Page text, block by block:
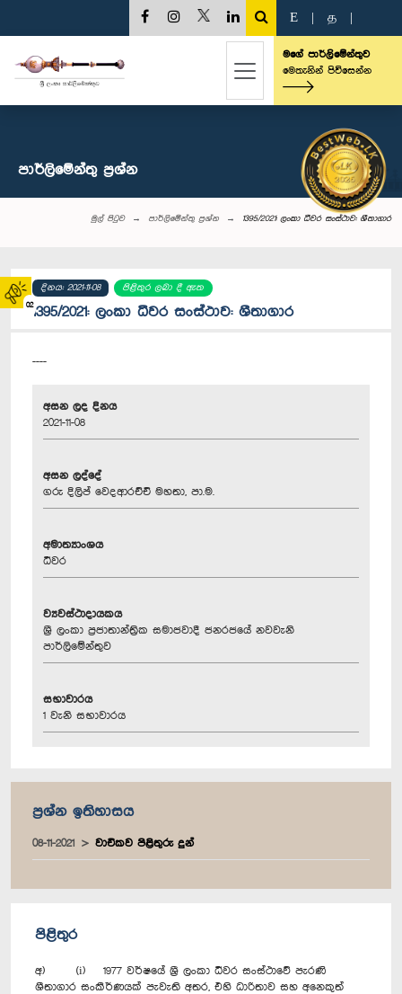
02
E த
මගේ පාර්ලිමේන්තුව
මෙතැනින් පිවිසෙන්න
පාර්ලි‌මේන්තු‌ ප්‍රශ්න
මුල් පිටුව පාර්ලි‌මේන්තු‌ ප්‍රශ්න 1395/2021: ලංකා ධීවර සංස්ථාව: ශීතාගාර
දිනය: 2021-11-08 පිළිතුර ලබා දී ඇත
1395/2021: ලංකා ධීවර සංස්ථාව: ශීතාගාර
----
අසන ලද දිනය
2021-11-08
අසන ලද්දේ
ගරු දිලිප් වෙදආරච්චි මහතා, පා.ම.
අමාත්‍යාංශය
ධීවර
ව්‍යවස්ථාදායකය
ශ්‍රී ලංකා ප්‍රජාතාන්ත්‍රික සමාජවාදී ජනරජයේ නවවැනි
පාර්ලිමේන්තුව
සභාවාරය
1 වැනි සභාවාරය
ප්‍රශ්න ඉතිහාසය
08-11-2021 වාචිකව පිළිතුරු දුන්
පිළිතුර
අ) (i) 1977 වර්ෂයේ ශ්‍රී ලංකා ධීවර සංස්ථාවේ පැරණි
ශීතාගාර සංකීර්ණයක් පැවැති අතර, එහි ධාරිතාව සහ අනෙකුත්